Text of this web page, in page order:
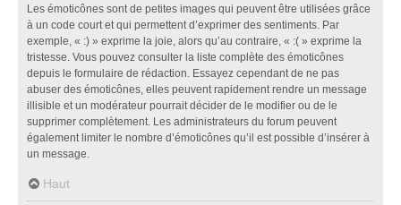
Les émoticônes sont de petites images qui peuvent être utilisées grâce
à un code court et qui permettent d’exprimer des sentiments. Par
exemple, « :) » exprime la joie, alors qu’au contraire, « :( » exprime la
tristesse. Vous pouvez consulter la liste complète des émoticônes
depuis le formulaire de rédaction. Essayez cependant de ne pas
abuser des émoticônes, elles peuvent rapidement rendre un message
illisible et un modérateur pourrait décider de le modifier ou de le
supprimer complètement. Les administrateurs du forum peuvent
également limiter le nombre d’émoticônes qu’il est possible d’insérer à
un message.
Haut